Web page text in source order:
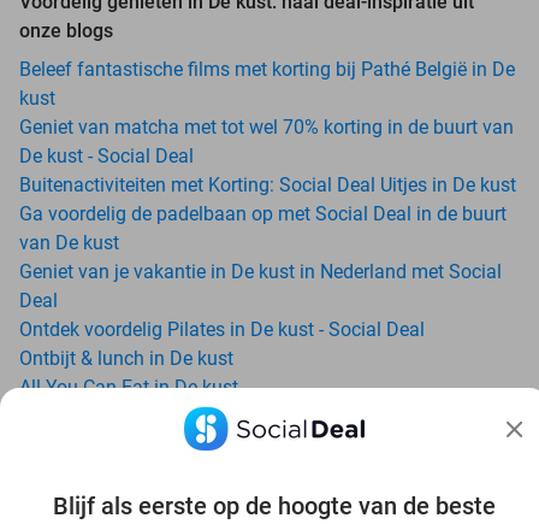
Blijf als eerste op de hoogte van de beste
onze blogs
Beleef fantastische films met korting bij Pathé België in De
kust
Geniet van matcha met tot wel 70% korting in de buurt van
De kust - Social Deal
Buitenactiviteiten met Korting: Social Deal Uitjes in De kust
Ga voordelig de padelbaan op met Social Deal in de buurt
van De kust
Geniet van je vakantie in De kust in Nederland met Social
Deal
Ontdek voordelig Pilates in De kust - Social Deal
Ontbijt & lunch in De kust
All-You-Can-Eat in De kust
Avondje uit in regio De kust? Ontdek 6x inspiratie voor een
onvergetelijke avond
de ideale dates